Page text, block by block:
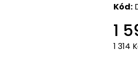
Kód:
1
1 314